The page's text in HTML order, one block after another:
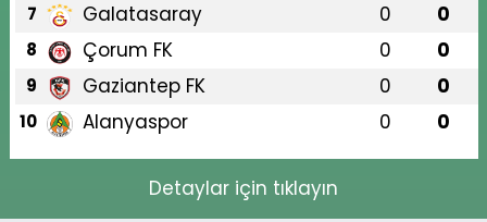
7 Galatasaray 0 0
8 Çorum FK 0 0
9 Gaziantep FK 0 0
10 Alanyaspor 0 0
Detaylar için tıklayın